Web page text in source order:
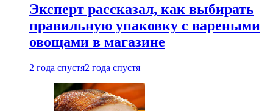
Эксперт рассказал, как выбирать
правильную упаковку с вареными
овощами в магазине
2 года спустя2 года спустя